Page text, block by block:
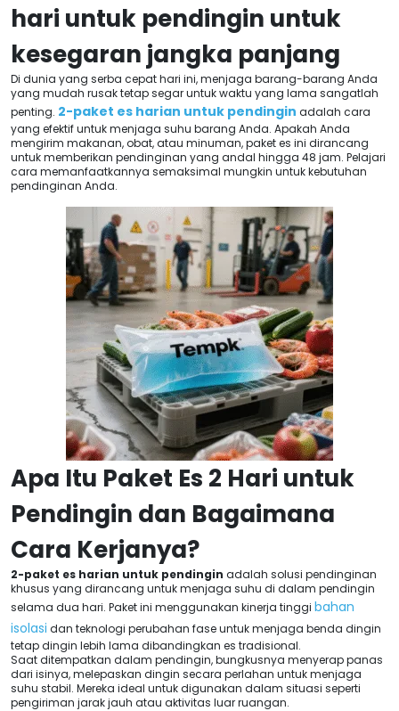
hari untuk pendingin untuk
kesegaran jangka panjang
Di dunia yang serba cepat hari ini, menjaga barang-barang Anda
yang mudah rusak tetap segar untuk waktu yang lama sangatlah
penting. 2-paket es harian untuk pendingin adalah cara
yang efektif untuk menjaga suhu barang Anda. Apakah Anda
mengirim makanan, obat, atau minuman, paket es ini dirancang
untuk memberikan pendinginan yang andal hingga 48 jam. Pelajari
cara memanfaatkannya semaksimal mungkin untuk kebutuhan
pendinginan Anda.
Apa Itu Paket Es 2 Hari untuk
Pendingin dan Bagaimana
Cara Kerjanya?
2-paket es harian untuk pendingin adalah solusi pendinginan
khusus yang dirancang untuk menjaga suhu di dalam pendingin
selama dua hari. Paket ini menggunakan kinerja tinggi bahan
isolasi dan teknologi perubahan fase untuk menjaga benda dingin
tetap dingin lebih lama dibandingkan es tradisional.
Saat ditempatkan dalam pendingin, bungkusnya menyerap panas
dari isinya, melepaskan dingin secara perlahan untuk menjaga
suhu stabil. Mereka ideal untuk digunakan dalam situasi seperti
pengiriman jarak jauh atau aktivitas luar ruangan.